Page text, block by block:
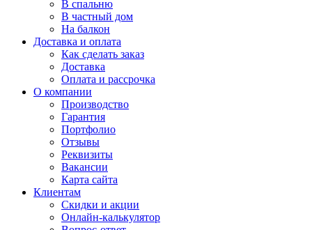
В спальню
В частный дом
На балкон
Доставка и оплата
Как сделать заказ
Доставка
Оплата и рассрочка
О компании
Производство
Гарантия
Портфолио
Отзывы
Реквизиты
Вакансии
Карта сайта
Клиентам
Скидки и акции
Онлайн-калькулятор